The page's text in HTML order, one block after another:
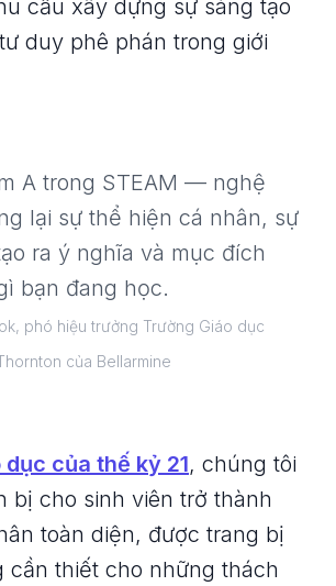
cầu xây dựng sự sáng tạo
duy phê phán trong giới
A trong STEAM — nghệ
lại sự thể hiện cá nhân, sự
ra ý nghĩa và mục đích
bạn đang học.
phó hiệu trưởng Trường Giáo dục
của Bellarmine
của thế kỷ 21, chúng tôi
bị cho sinh viên trở thành
toàn diện, được trang bị
cần thiết cho những thách